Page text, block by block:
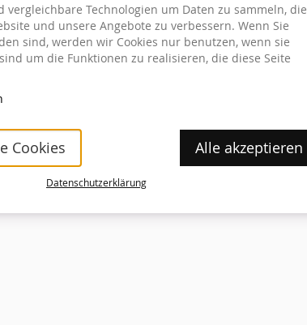
ändern wollen, klicken Sie auf den Link
Wenn Sie den Link nicht finden
des Links anzufordern.
vergleichbare Technologien um Daten zu sammeln, die
und unsere Angebote zu verbessern. Wenn Sie
sind, werden wir Cookies nur benutzen, wenn sie
um die Funktionen zu realisieren, die diese Seite
Cookies Alle akzeptieren
Datenschutzerklärung